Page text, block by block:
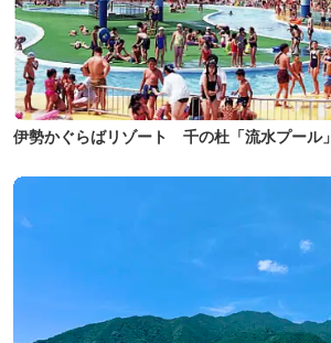
伊勢かぐらばリゾート 千の杜「流水プール」